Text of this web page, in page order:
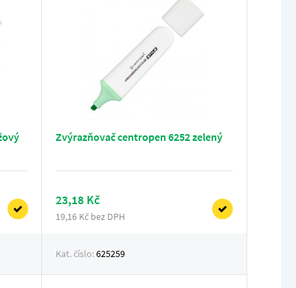
Zvýrazňovač centropen 6252 zelený
23,18 Kč
19,16 Kč bez DPH
Kat. číslo:625259